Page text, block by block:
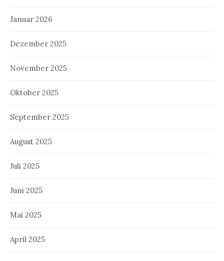
Januar 2026
Dezember 2025
November 2025
Oktober 2025
September 2025
August 2025
Juli 2025
Juni 2025
Mai 2025
April 2025